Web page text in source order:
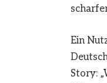
Ein
Story: